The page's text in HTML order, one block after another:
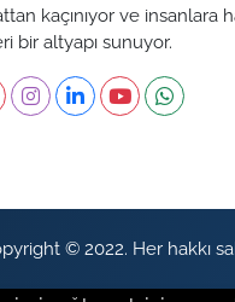
kaçınıyor ve insanlara
bir altyapı sunuyor.
© 2022. Her hakkı